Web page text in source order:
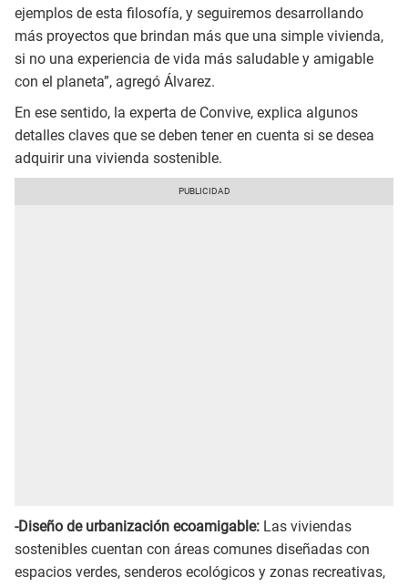
ejemplos de esta filosofía, y seguiremos desarrollando
más proyectos que brindan más que una simple vivienda,
si no una experiencia de vida más saludable y amigable
con el planeta”, agregó Álvarez.
En ese sentido, la experta de Convive, explica algunos
detalles claves que se deben tener en cuenta si se desea
adquirir una vivienda sostenible.
-Diseño de urbanización ecoamigable: Las viviendas
sostenibles cuentan con áreas comunes diseñadas con
espacios verdes, senderos ecológicos y zonas recreativas,